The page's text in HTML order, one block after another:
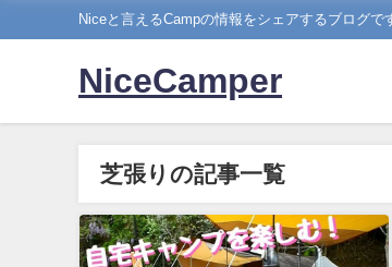
Niceと言えるCampの情報をシェアするブログ
NiceCamper
芝張りの記事一覧